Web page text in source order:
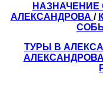
НАЗНАЧЕНИЕ
АЛЕКСАНДРОВА /
ТУРЫ В
АЛЕКСАНДРОВА